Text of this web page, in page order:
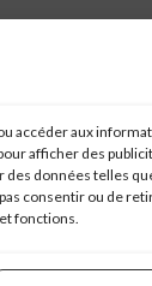
accéder aux
afficher des
des données telles
consentir ou de
fonctions.